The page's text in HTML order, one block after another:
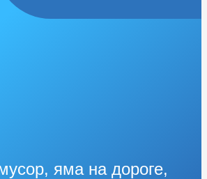
яма на дороге,